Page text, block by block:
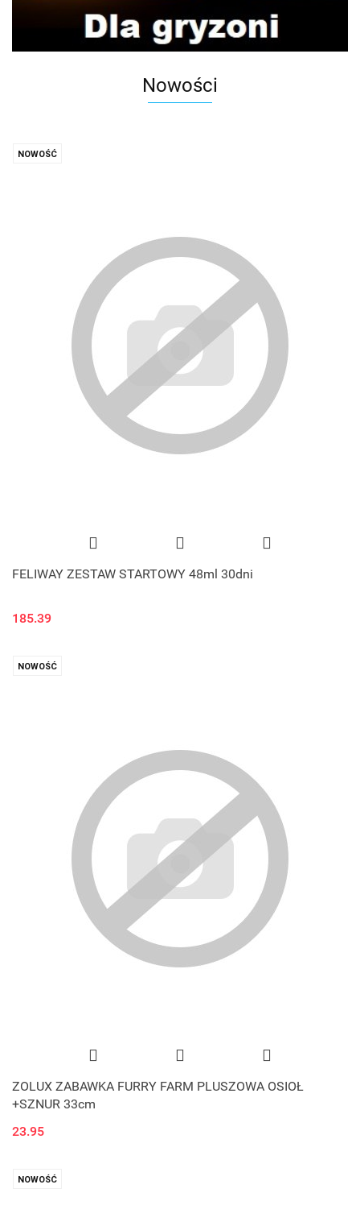
Nowości
NOWOŚĆ
FELIWAY ZESTAW STARTOWY 48ml 30dni
185.39
NOWOŚĆ
ZOLUX ZABAWKA FURRY FARM PLUSZOWA OSIOŁ
+SZNUR 33cm
23.95
NOWOŚĆ